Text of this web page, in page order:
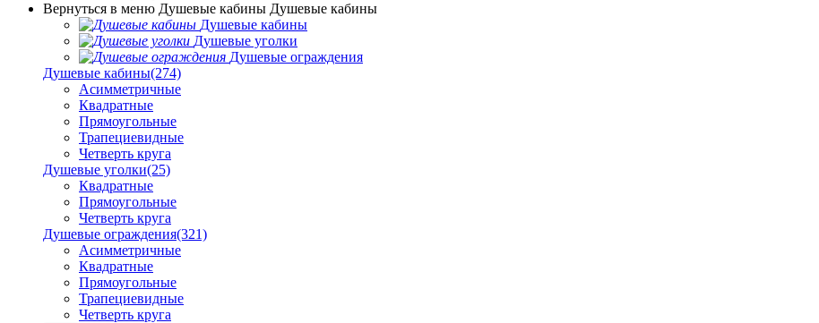
Вернуться в меню Душевые кабины Душевые кабины
Душевые кабины
Душевые уголки
Душевые ограждения
Душевые кабины(274)
Асимметричные
Квадратные
Прямоугольные
Трапециевидные
Четверть круга
Душевые уголки(25)
Квадратные
Прямоугольные
Четверть круга
Душевые ограждения(321)
Асимметричные
Квадратные
Прямоугольные
Трапециевидные
Четверть круга